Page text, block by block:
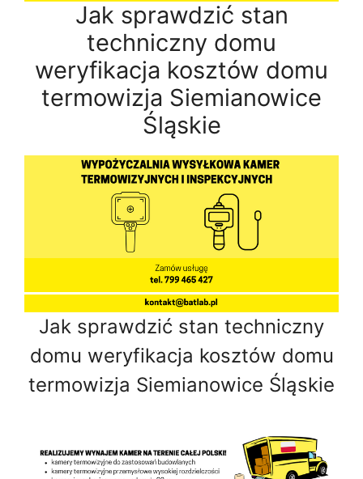
Jak sprawdzić stan
techniczny domu
weryfikacja kosztów domu
termowizja Siemianowice
Śląskie
Jak sprawdzić stan techniczny
domu weryfikacja kosztów domu
termowizja Siemianowice Śląskie